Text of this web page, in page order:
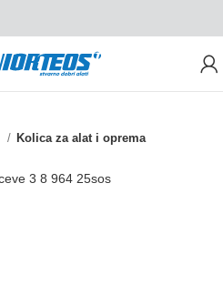
Kolica za alat i oprema